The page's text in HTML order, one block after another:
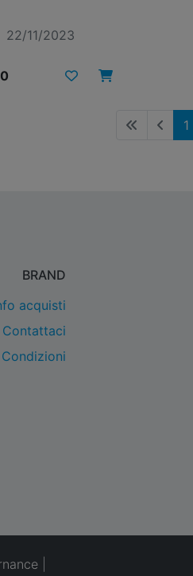
22/11/2023
1
BRAND
acquisti
Contattaci
Condizioni